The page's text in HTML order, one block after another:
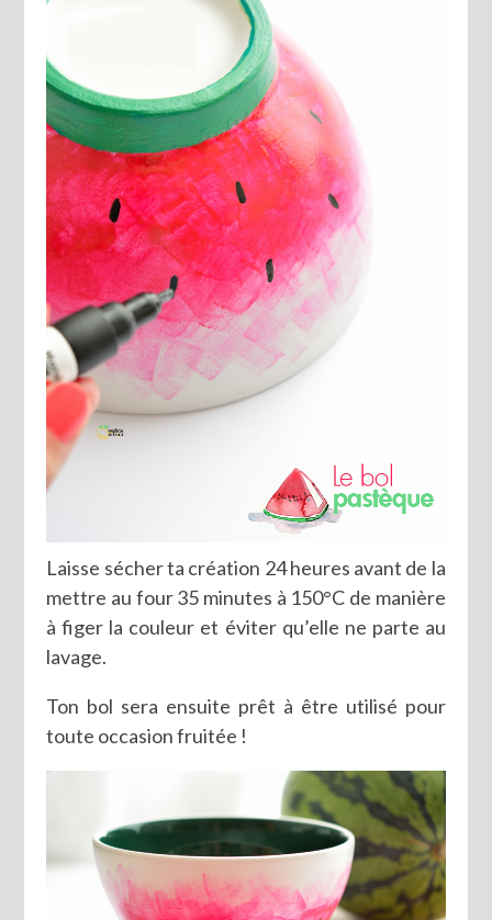
Laisse sécher ta création 24 heures avant de la
mettre au four 35 minutes à 150°C de manière
à figer la couleur et éviter qu’elle ne parte au
lavage.
Ton bol sera ensuite prêt à être utilisé pour
toute occasion fruitée !